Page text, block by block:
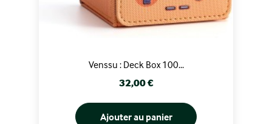
Venssu : Deck Box 100...
Prix
32,00 €
Ajouter au panier